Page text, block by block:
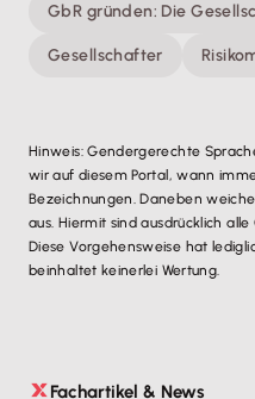
GbR gründen: Die
Gesellschafter
Hinweis: Gendergerechte
wir auf diesem Portal, wann
Bezeichnungen. Daneben
aus. Hiermit sind ausdrücklich
Diese Vorgehensweise hat
beinhaltet keinerlei Wertung.
Fachartikel & News